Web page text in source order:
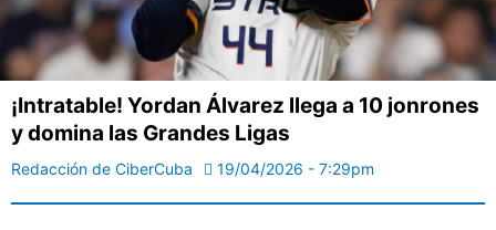
¡Intratable! Yordan Álvarez llega a 10 jonrones
y domina las Grandes Ligas
Redacción de CiberCuba 19/04/2026 - 7:29pm